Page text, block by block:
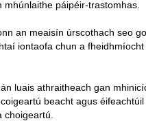
mhúnlaithe páipéir-trastomhas.
an meaisín úrscothach seo
iontaofa chun a fheidhmíocht
luais athraitheach gan
beacht agus éifeachtúil
choigeartú.